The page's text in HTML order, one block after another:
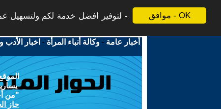
موافق - OK
لتوفير افضل خدمة لكم ولتسهيل
أخبار عامة -وكالة أنباء المرأة - اخبار الأدب
"من
حاز